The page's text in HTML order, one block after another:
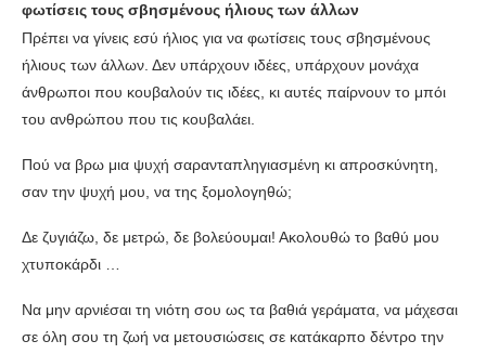
φωτίσεις τους σβησμένους ήλιους των άλλων
Πρέπει να γίνεις εσύ ήλιος για να φωτίσεις τους σβησμένους
ήλιους των άλλων. Δεν υπάρχουν ιδέες, υπάρχουν μονάχα
άνθρωποι που κουβαλούν τις ιδέες, κι αυτές παίρνουν το μπόι
του ανθρώπου που τις κουβαλάει.
Πού να βρω μια ψυχή σαρανταπληγιασμένη κι απροσκύνητη,
σαν την ψυχή μου, να της ξομολογηθώ;
Δε ζυγιάζω, δε μετρώ, δε βολεύουμαι! Ακολουθώ το βαθύ μου
χτυποκάρδι …
Να μην αρνιέσαι τη νιότη σου ως τα βαθιά γεράματα, να μάχεσαι
σε όλη σου τη ζωή να μετουσιώσεις σε κατάκαρπο δέντρο την